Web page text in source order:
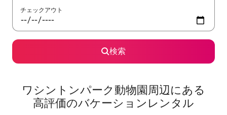
チェックアウト
検索
ワシントンパーク動物園⁠周⁠辺⁠に⁠あ⁠る
高⁠評⁠価⁠のバ⁠ケ⁠ー⁠シ⁠ョ⁠ン⁠レ⁠ン⁠タ⁠ル